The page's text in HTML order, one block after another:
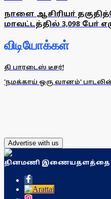
நாளை ஆசிரியா்
மாவட்டத்தில் 3,098 போ்
விடியோக்கள்
தி பாரடைஸ் டீசர்!
'நமக்காய் ஒரு வானம்'
Advertise with us
தினமணி இணையதளத்தை